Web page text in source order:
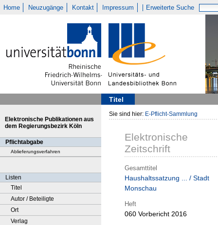
Home Neuzugänge Kontakt Impressum Erweiterte Suche
Titel
Elektronische Publikationen aus
dem Regierungsbezirk Köln
Pflichtabgabe
Ablieferungsverfahren
Listen
Titel
Autor / Beteiligte
Ort
Verlag
Sie sind hier: E-Pflicht-Sammlung
Elektronische
Zeitschrift
Gesamttitel
Haushaltssatzung ... / Stadt
Monschau
Heft
060 Vorbericht 2016